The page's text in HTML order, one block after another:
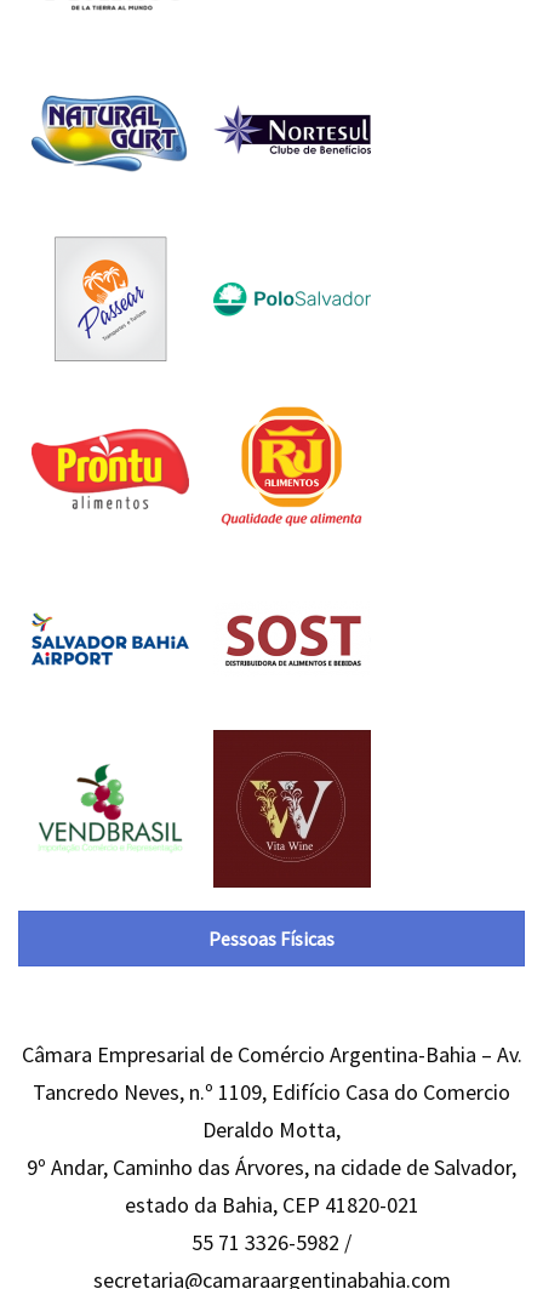
Pessoas Físicas
Câmara Empresarial de Comércio Argentina-Bahia – Av.
Tancredo Neves, n.º 1109, Edifício Casa do Comercio
Deraldo Motta,
9º Andar, Caminho das Árvores, na cidade de Salvador,
estado da Bahia, CEP 41820-021
55 71 3326-5982 /
secretaria@camaraargentinabahia.com